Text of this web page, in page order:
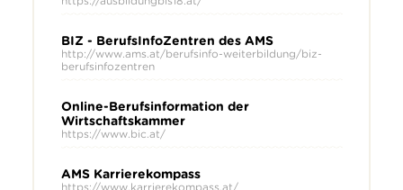
BIZ - BerufsInfoZentren des AMS
http://www.ams.at/berufsinfo-weiterbildung/biz-
berufsinfozentren
Online-Berufsinformation der
Wirtschaftskammer
https://www.bic.at/
AMS Karrierekompass
https://www.karrierekompass.at/